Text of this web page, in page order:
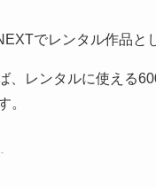
でレンタル作品と
、レンタルに使える
。